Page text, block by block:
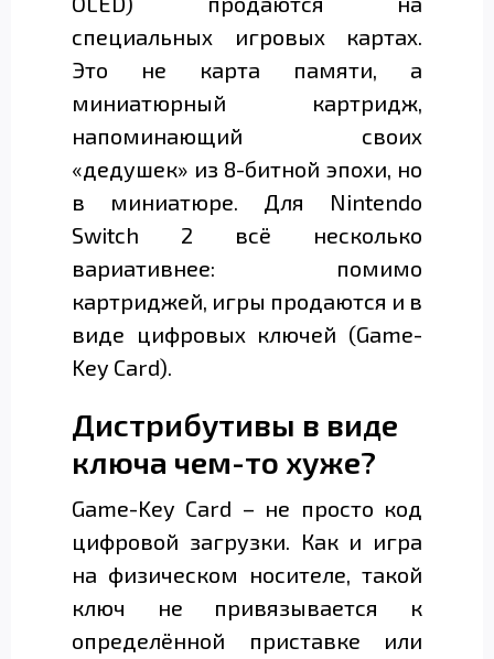
специальных игровых картах.
Это не карта памяти, а
миниатюрный картридж,
напоминающий своих
«дедушек» из 8-битной эпохи, но
в миниатюре. Для Nintendo
Switch 2 всё несколько
вариативнее: помимо
картриджей, игры продаются и в
виде цифровых ключей (Game-
Key Card).
Дистрибутивы в виде
ключа чем-то хуже?
Game-Key Card – не просто код
цифровой загрузки. Как и игра
на физическом носителе, такой
ключ не привязывается к
определённой приставке или